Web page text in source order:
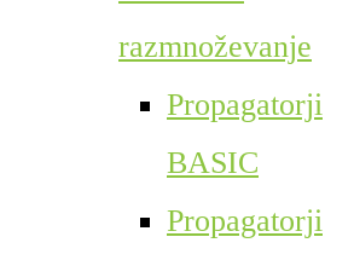
razmnoževanje
Propagatorji
BASIC
Propagatorji